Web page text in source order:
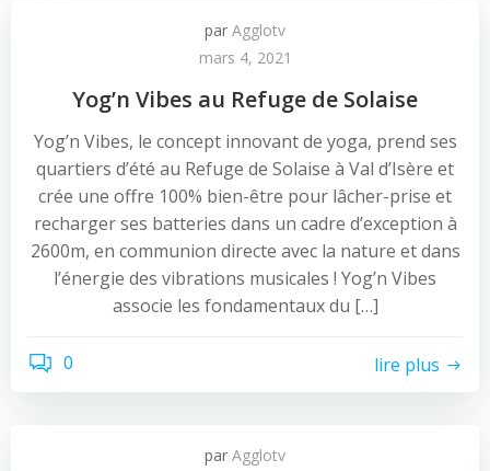
par Agglotv
mars 4, 2021
Yog’n Vibes au Refuge de Solaise
Yog’n Vibes, le concept innovant de yoga, prend ses
quartiers d’été au Refuge de Solaise à Val d’Isère et
crée une offre 100% bien-être pour lâcher-prise et
recharger ses batteries dans un cadre d’exception à
2600m, en communion directe avec la nature et dans
l’énergie des vibrations musicales ! Yog’n Vibes
associe les fondamentaux du […]
0 lire plus
par Agglotv